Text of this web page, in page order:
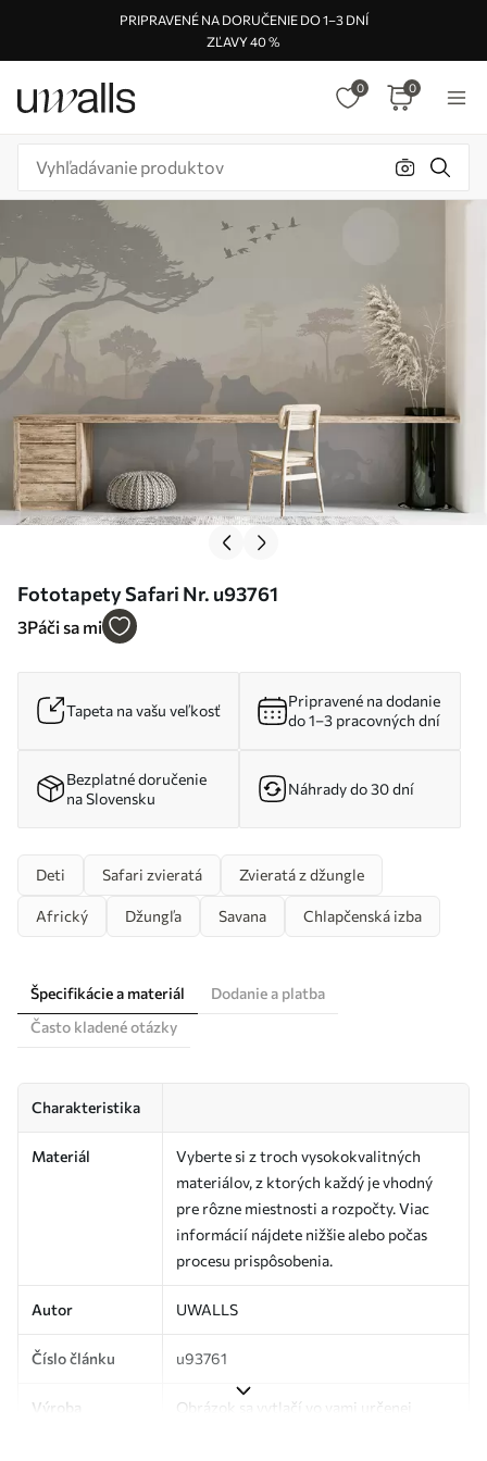
PRIPRAVENÉ NA DORUČENIE DO 1–3 DNÍ
ZĽAVY 40 %
0 0
Fototapety Safari Nr. u93761
3Páči sa mi
Tapeta na vašu veľkosť
Pripravené na dodanie
do 1–3 pracovných dní
Bezplatné doručenie
na Slovensku
Náhrady do 30 dní
Deti Safari zvieratá Zvieratá z džungle
Africký Džungľa Savana Chlapčenská izba
Špecifikácie a materiál
Dodanie a platba
Často kladené otázky
Charakteristika
Materiál
Vyberte si z troch vysokokvalitných
materiálov, z ktorých každý je vhodný
pre rôzne miestnosti a rozpočty. Viac
informácií nájdete nižšie alebo počas
procesu prispôsobenia.
Autor UWALLS
Číslo článku u93761
Výroba
Obrázok sa vytlačí vo vami určenej